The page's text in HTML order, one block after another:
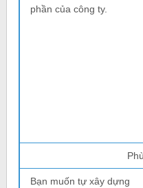
phần của công ty.
Bạn muốn tự xây dựng